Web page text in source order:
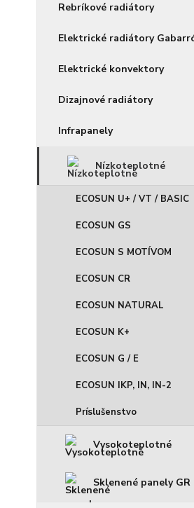
Rebríkové radiátory
Elektrické radiátory
Elektrické konvektory
Dizajnové radiátory
Infrapanely
Nízkoteplotné
ECOSUN U+ / VT / BASIC
ECOSUN GS
ECOSUN S MOTÍVOM
ECOSUN CR
ECOSUN NATURAL
ECOSUN K+
ECOSUN G / E
ECOSUN IKP, IN, IN-2
Príslušenstvo
Vysokoteplotné
Sklenené panely GR